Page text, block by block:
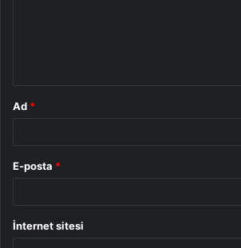
Ad *
E-posta *
İnternet sitesi